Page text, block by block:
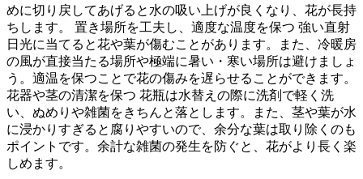
めに切り戻してあげると水の吸い上げが良くなり、花が長持
ちします。 置き場所を工夫し、適度な温度を保つ 強い直射
日光に当てると花や葉が傷むことがあります。また、冷暖房
の風が直接当たる場所や極端に暑い・寒い場所は避けましょ
う。適温を保つことで花の傷みを遅らせることができます。
花器や茎の清潔を保つ 花瓶は水替えの際に洗剤で軽く洗
い、ぬめりや雑菌をきちんと落とします。また、茎や葉が水
に浸かりすぎると腐りやすいので、余分な葉は取り除くのも
ポイントです。余計な雑菌の発生を防ぐと、花がより長く楽
しめます。